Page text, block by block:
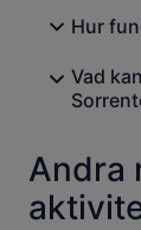
Hur
Vad
Andra